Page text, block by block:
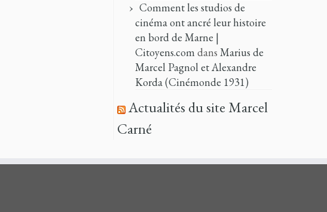
Comment les studios de
cinéma ont ancré leur histoire
en bord de Marne |
Citoyens.comdans Marius de
Marcel Pagnol et Alexandre
Korda (Cinémonde 1931)
Actualités du site Marcel
Carné